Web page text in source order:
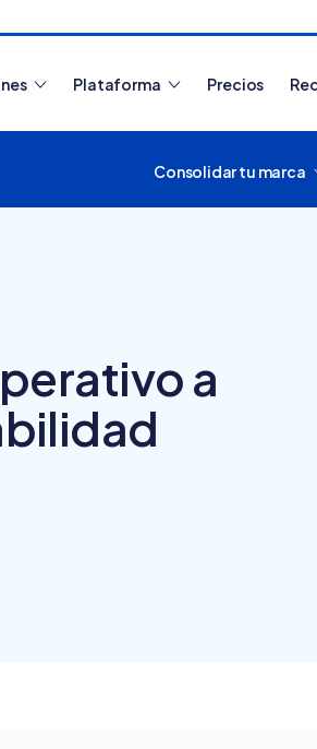
Plataforma Precios
crear y
Consolidar tu marca
a